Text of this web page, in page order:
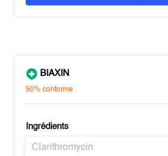
BIAXIN
50%conforme
Ingrédients
Clarithromycin